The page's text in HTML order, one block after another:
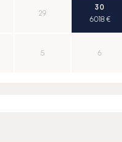
29
30
6 018 €
5 6